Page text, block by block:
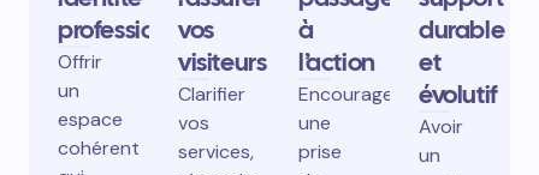
professionnelle
Offrir
un
espace
cohérent
vos
visiteurs
Clarifier
vos
services,
à
l’action
Encourager
une
prise
durable
et
évolutif
Avoir
un